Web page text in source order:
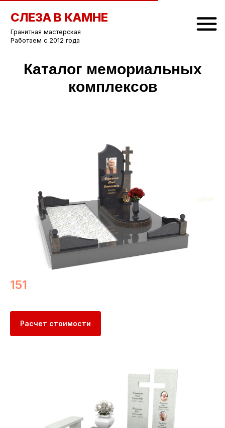
СЛЕЗА В КАМНЕ
Гранитная мастерская
Работаем с 2012 года
Каталог мемориальных
комплексов
151
Расчет стоимости